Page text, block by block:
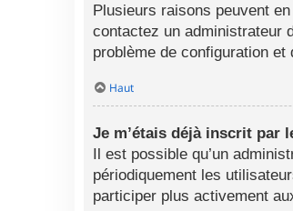
Plusieurs raisons peuvent
contactez un administrateur
problème de configuration et
Haut
Je m’étais déjà inscrit par
Il est possible qu’un
périodiquement les
participer plus activement